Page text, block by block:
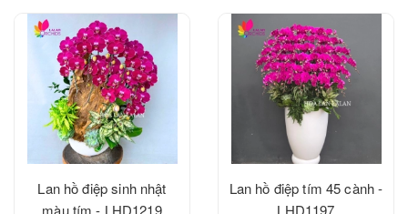
Lan hồ điệp sinh nhật
màu tím - LHD1219
Lan hồ điệp tím 45 cành -
LHD1197